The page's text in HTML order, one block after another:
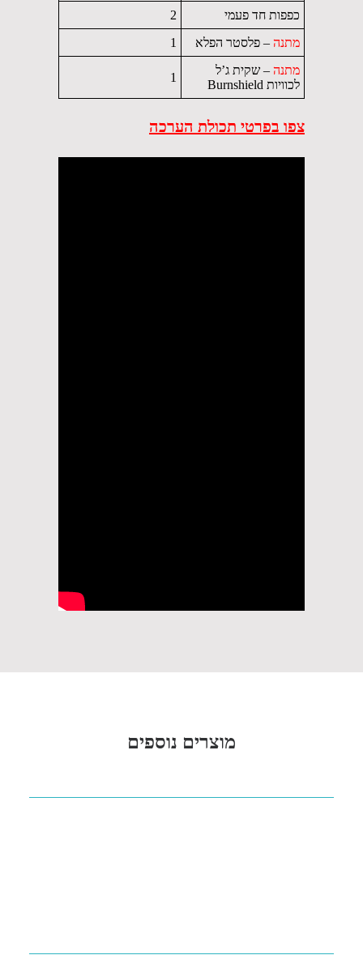
כפפות חד פעמי
2
מתנה – פלסטר הפלא
1
מתנה – שקית ג’ל
לכוויות Burnshield
1
צפו בפרטי תכולת הערכה
מוצרים נוספים